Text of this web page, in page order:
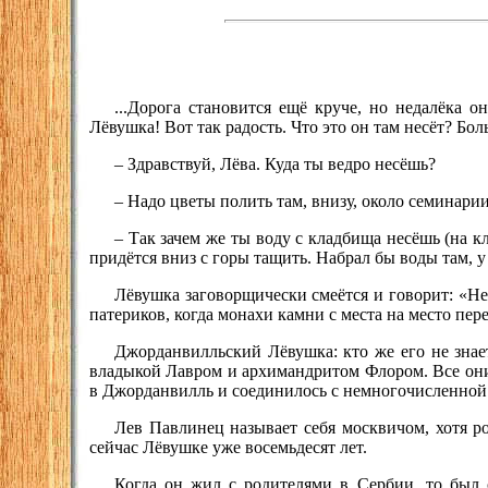
...Дорога становится ещё круче, но недалёка
Лёвушка! Вот так радость. Что это он там несёт?
– Здравствуй, Лёва. Куда ты ведро несёшь?
– Надо цветы полить там, внизу, около
– Так зачем же ты воду с кладбища несёшь (на
придётся вниз с горы тащить. Набрал бы воды там,
Лёвушка заговорщически смеётся и говорит:
патериков, когда монахи камни с места на место
Джорданвилльский Лёвушка: кто же его не
владыкой Лавром и архимандритом Флором. Все
в Джорданвилль и соединилось с
Лев Павлинец называет себя москвичом, хотя
сейчас Лёвушке уже восемьдесят лет.
Когда он жил с родителями в Сербии, то был